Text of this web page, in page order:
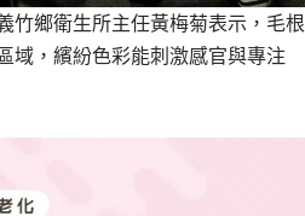
竹鄉衛生所主任黃梅菊表示，毛根
域，繽紛色彩能刺激感官與專注